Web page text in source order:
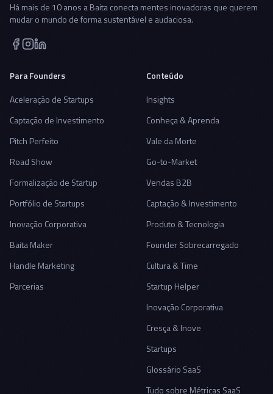
Há mais de 10 anos a Baita conecta mentes inovadoras que querem
mudar o mundo de forma sustentável e audaciosa.
Para Founders
Aceleração de Startups
Captação de Investimento
Pitch Perfeito
Road Show
Formalização de Startup
Portfólio de Startups
Inovação Corporativa
Baita Maker
Handle Marketing
Parcerias
Conteúdo
Insights
Conheça & Aprenda
Vale da Morte
Go-to-Market
Vendas B2B
Captação & Investimento
Produto & Tecnologia
Founder Sobrecarregado
Cultura & Time
Startup Helper
Inovação Corporativa
Cresça & Inove
Startups
Glossário SaaS
Tudo sobre Métricas SaaS